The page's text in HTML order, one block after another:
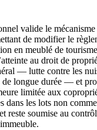
valide le
de modifier le
en meublé de
au droit de
— lutte contre les
de longue durée — et
limitée aux
dans les lots non
reste soumise au